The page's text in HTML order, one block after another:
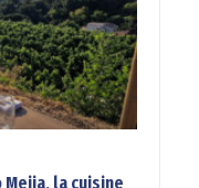
la cuisine